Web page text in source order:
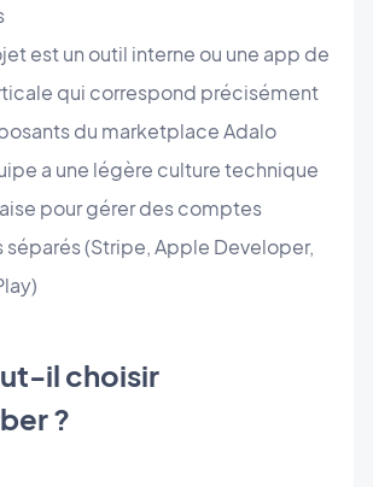
est un outil interne ou une app de
qui correspond précisément
du marketplace Adalo
a une légère culture technique
pour gérer des comptes
séparés (Stripe, Apple Developer,
il choisir
?